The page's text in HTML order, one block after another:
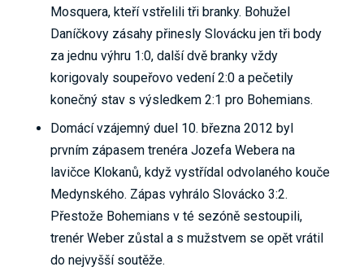
Mosquera, kteří vstřelili tři branky. Bohužel
Daníčkovy zásahy přinesly Slovácku jen tři body
za jednu výhru 1:0, další dvě branky vždy
korigovaly soupeřovo vedení 2:0 a pečetily
konečný stav s výsledkem 2:1 pro Bohemians.
Domácí vzájemný duel 10. března 2012 byl
prvním zápasem trenéra Jozefa Webera na
lavičce Klokanů, když vystřídal odvolaného kouče
Medynského. Zápas vyhrálo Slovácko 3:2.
Přestože Bohemians v té sezóně sestoupili,
trenér Weber zůstal a s mužstvem se opět vrátil
do nejvyšší soutěže.